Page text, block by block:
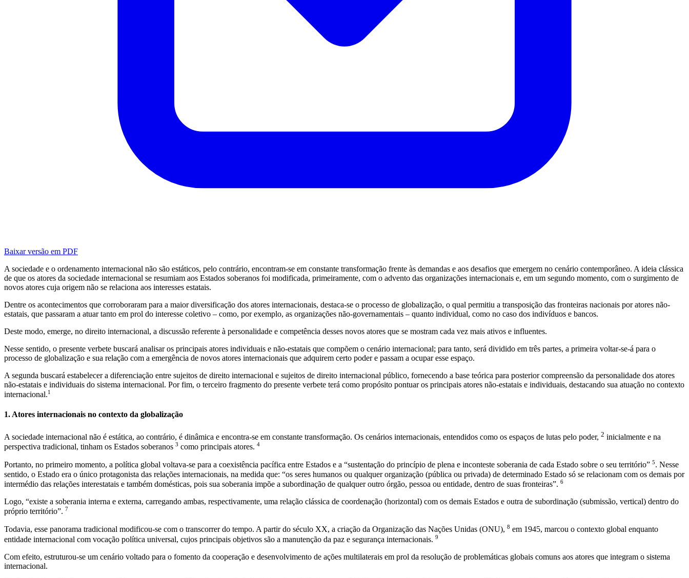
Baixar versão em PDF
A sociedade e o ordenamento internacional não são estáticos, pelo contrário, encontram-se em constante transformação frente às demandas e aos desafios que emergem no cenário contemporâneo. A ideia clássica
de que os atores da sociedade internacional se resumiam aos Estados soberanos foi modificada, primeiramente, com o advento das organizações internacionais e, em um segundo momento, com o surgimento de
novos atores cuja origem não se relaciona aos interesses estatais.
Dentre os acontecimentos que corroboraram para a maior diversificação dos atores internacionais, destaca-se o processo de globalização, o qual permitiu a transposição das fronteiras nacionais por atores não-
estatais, que passaram a atuar tanto em prol do interesse coletivo – como, por exemplo, as organizações não-governamentais – quanto individual, como no caso dos indivíduos e bancos.
Deste modo, emerge, no direito internacional, a discussão referente à personalidade e competência desses novos atores que se mostram cada vez mais ativos e influentes.
Nesse sentido, o presente verbete buscará analisar os principais atores individuais e não-estatais que compõem o cenário internacional; para tanto, será dividido em três partes, a primeira voltar-se-á para o
processo de globalização e sua relação com a emergência de novos atores internacionais que adquirem certo poder e passam a ocupar esse espaço.
A segunda buscará estabelecer a diferenciação entre sujeitos de direito internacional e sujeitos de direito internacional público, fornecendo a base teórica para posterior compreensão da personalidade dos atores
não-estatais e individuais do sistema internacional. Por fim, o terceiro fragmento do presente verbete terá como propósito pontuar os principais atores não-estatais e individuais, destacando sua atuação no contexto
internacional.1
1. Atores internacionais no contexto da globalização
A sociedade internacional não é estática, ao contrário, é dinâmica e encontra-se em constante transformação. Os cenários internacionais, entendidos como os espaços de lutas pelo poder, 2 inicialmente e na
perspectiva tradicional, tinham os Estados soberanos 3 como principais atores. 4
Portanto, no primeiro momento, a política global voltava-se para a coexistência pacífica entre Estados e a “sustentação do princípio de plena e inconteste soberania de cada Estado sobre o seu território” 5. Nesse
sentido, o Estado era o único protagonista das relações internacionais, na medida que: “os seres humanos ou qualquer organização (pública ou privada) de determinado Estado só se relacionam com os demais por
intermédio das relações interestatais e também domésticas, pois sua soberania impõe a subordinação de qualquer outro órgão, pessoa ou entidade, dentro de suas fronteiras”. 6
Logo, “existe a soberania interna e externa, carregando ambas, respectivamente, uma relação clássica de coordenação (horizontal) com os demais Estados e outra de subordinação (submissão, vertical) dentro do
próprio território”. 7
Todavia, esse panorama tradicional modificou-se com o transcorrer do tempo. A partir do século XX, a criação da Organização das Nações Unidas (ONU), 8 em 1945, marcou o contexto global enquanto
entidade internacional com vocação política universal, cujos principais objetivos são a manutenção da paz e segurança internacionais. 9
Com efeito, estruturou-se um cenário voltado para o fomento da cooperação e desenvolvimento de ações multilaterais em prol da resolução de problemáticas globais comuns aos atores que integram o sistema
internacional.